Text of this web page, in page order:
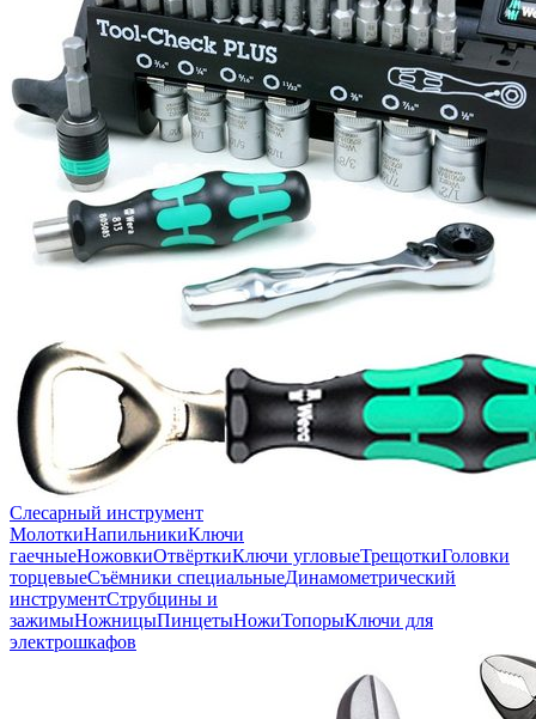
Слесарный инструмент
МолоткиНапильникиКлючи
гаечныеНожовкиОтвёрткиКлючи угловыеТрещоткиГоловки
торцевыеСъёмники специальныеДинамометрический
инструментСтрубцины и
зажимыНожницыПинцетыНожиТопорыКлючи для
электрошкафов